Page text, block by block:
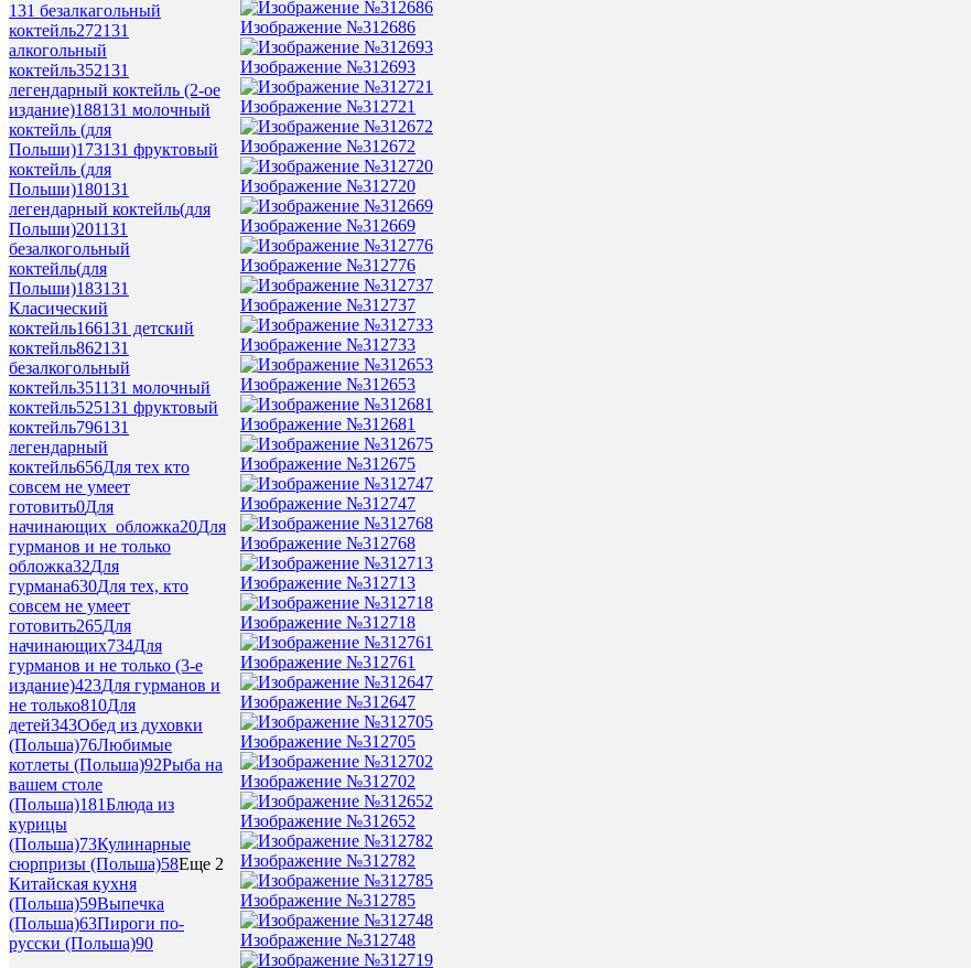
131 безалкагольный
коктейль272131
алкогольный
коктейль352131
легендарный коктейль (2-ое
издание)188131 молочный
коктейль (для
Польши)173131 фруктовый
коктейль (для
Польши)180131
легендарный коктейль(для
Польши)201131
безалкогольный
коктейль(для
Польши)183131
Класический
коктейль166131 детский
коктейль862131
безалкогольный
коктейль351131 молочный
коктейль525131 фруктовый
коктейль796131
легендарный
коктейль656Для тех кто
совсем не умеет
готовить0Для
начинающих_обложка20Для
гурманов и не только
обложка32Для
гурмана630Для тех, кто
совсем не умеет
готовить265Для
начинающих734Для
гурманов и не только (3-е
издание)423Для гурманов и
не только810Для
детей343Обед из духовки
(Польша)76Любимые
котлеты (Польша)92Рыба на
вашем столе
(Польша)181Блюда из
курицы
(Польша)73Кулинарные
сюрпризы (Польша)58Еще 2
Китайская кухня
(Польша)59Выпечка
(Польша)63Пироги по-
русски (Польша)90
Изображение №312686
Изображение №312693
Изображение №312721
Изображение №312672
Изображение №312720
Изображение №312669
Изображение №312776
Изображение №312737
Изображение №312733
Изображение №312653
Изображение №312681
Изображение №312675
Изображение №312747
Изображение №312768
Изображение №312713
Изображение №312718
Изображение №312761
Изображение №312647
Изображение №312705
Изображение №312702
Изображение №312652
Изображение №312782
Изображение №312785
Изображение №312748